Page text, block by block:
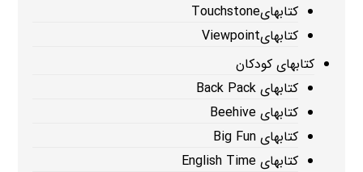
کتابهایTouchstone
کتابهایViewpoint
کتابهای کودکان
کتابهای Back Pack
کتابهای Beehive
کتابهای Big Fun
کتابهای English Time